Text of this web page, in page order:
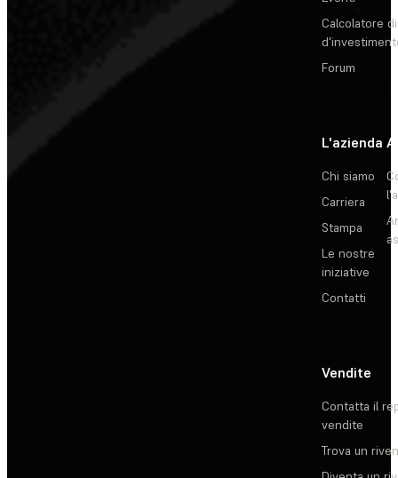
Calcolatore
Forum
L'azienda
Chi siamo
Carriera
Stampa
Le nostre
iniziative
Contatti
Vendite
Contatta il
vendite
Trova un